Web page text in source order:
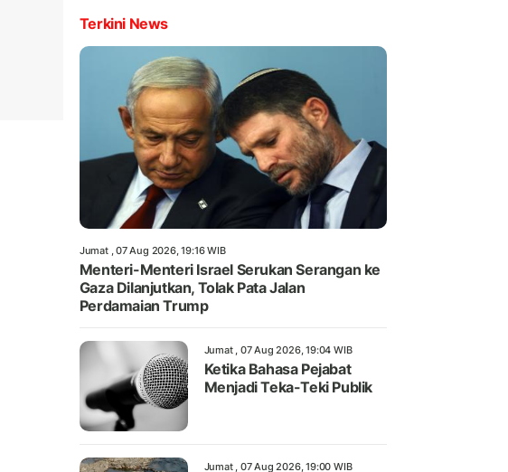
Terkini News
Jumat , 07 Aug 2026, 19:16 WIB
Menteri-Menteri Israel Serukan Serangan ke
Gaza Dilanjutkan, Tolak Pata Jalan
Perdamaian Trump
Jumat , 07 Aug 2026, 19:04 WIB
Ketika Bahasa Pejabat
Menjadi Teka-Teki Publik
Jumat , 07 Aug 2026, 19:00 WIB